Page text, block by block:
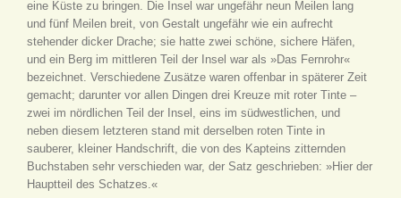
eine Küste zu bringen. Die Insel war ungefähr neun Meilen lang
und fünf Meilen breit, von Gestalt ungefähr wie ein aufrecht
stehender dicker Drache; sie hatte zwei schöne, sichere Häfen,
und ein Berg im mittleren Teil der Insel war als »Das Fernrohr«
bezeichnet. Verschiedene Zusätze waren offenbar in späterer Zeit
gemacht; darunter vor allen Dingen drei Kreuze mit roter Tinte –
zwei im nördlichen Teil der Insel, eins im südwestlichen, und
neben diesem letzteren stand mit derselben roten Tinte in
sauberer, kleiner Handschrift, die von des Kapteins zitternden
Buchstaben sehr verschieden war, der Satz geschrieben: »Hier der
Hauptteil des Schatzes.«